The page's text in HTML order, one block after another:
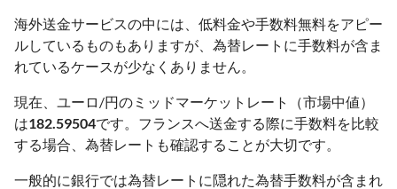
海外送金サービスの中には、低料金や手数料無料をアピー
ルしているものもありますが、為替レートに手数料が含ま
れているケースが少なくありません。
現在、ユーロ/円のミッドマーケットレート（市場中値）
は182.59504です。フランスへ送金する際に手数料を比較
する場合、為替レートも確認することが大切です。
一般的に銀行では為替レートに隠れた為替手数料が含まれ